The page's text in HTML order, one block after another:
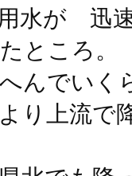
水が 迅
ところ。
んでいく
り上流で